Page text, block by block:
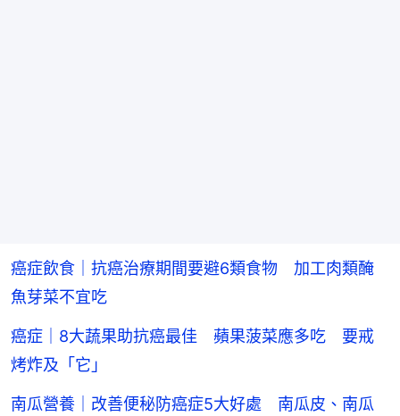
癌症飲食｜抗癌治療期間要避6類食物 加工肉類醃
魚芽菜不宜吃
癌症｜8大蔬果助抗癌最佳 蘋果菠菜應多吃 要戒
烤炸及「它」
南瓜營養｜改善便秘防癌症5大好處 南瓜皮、南瓜